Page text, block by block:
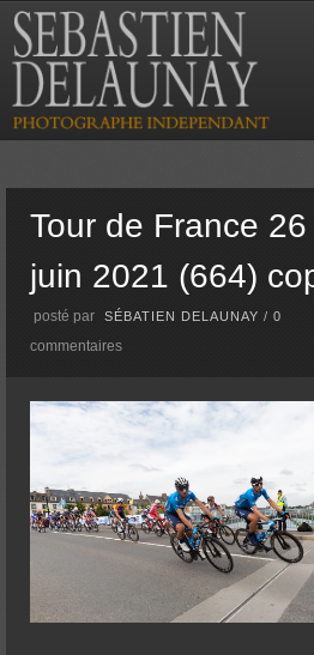
Tour de France 26
juin 2021 (664)
posté par SÉBATIEN DELAUNAY /0
commentaires